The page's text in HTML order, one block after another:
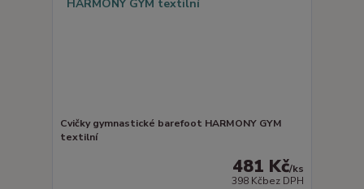
Cvičky gymnastické barefoot HARMONY GYM
textilní
481 Kč/ks
398 Kčbez DPH